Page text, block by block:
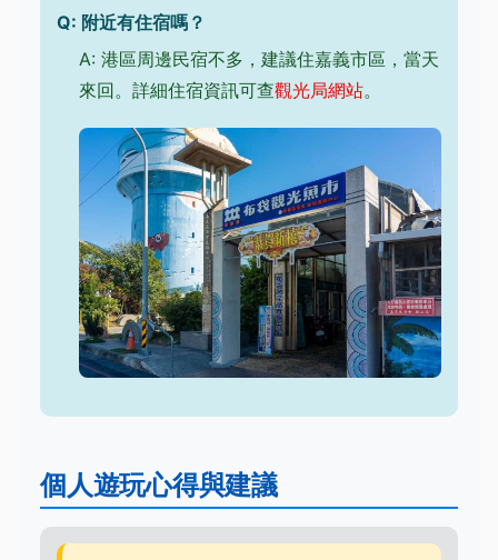
Q: 附近有住宿嗎？
A: 港區周邊民宿不多，建議住嘉義市區，當天
來回。詳細住宿資訊可查觀光局網站。
個人遊玩心得與建議